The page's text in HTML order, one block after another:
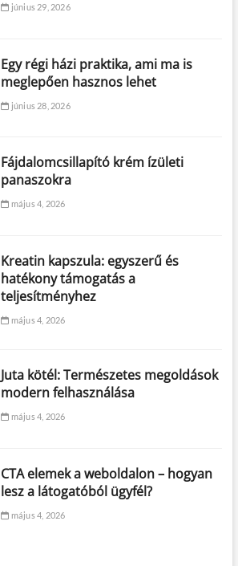
június 29, 2026
Egy régi házi praktika, ami ma is
meglepően hasznos lehet
június 28, 2026
Fájdalomcsillapító krém ízületi
panaszokra
május 4, 2026
Kreatin kapszula: egyszerű és
hatékony támogatás a
teljesítményhez
május 4, 2026
Juta kötél: Természetes megoldások
modern felhasználása
május 4, 2026
CTA elemek a weboldalon – hogyan
lesz a látogatóból ügyfél?
május 4, 2026